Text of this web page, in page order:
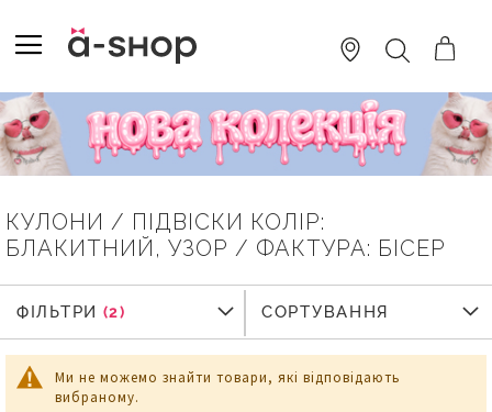
TO
CONTENT
ПОШУК
КУЛОНИ / ПІДВІСКИ КОЛІР:
БЛАКИТНИЙ, УЗОР / ФАКТУРА: БIСЕР
Ми не можемо знайти товари, які відповідають
вибраному.
ФІЛЬТРИ
ФІЛЬТРИ СОРТУВАННЯ